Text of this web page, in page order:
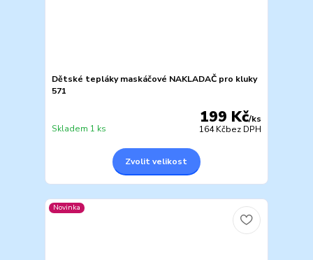
Dětské tepláky maskáčové NAKLADAČ pro kluky
571
199 Kč/ks
164 Kčbez DPH
Skladem 1 ks
Zvolit velikost
Novinka